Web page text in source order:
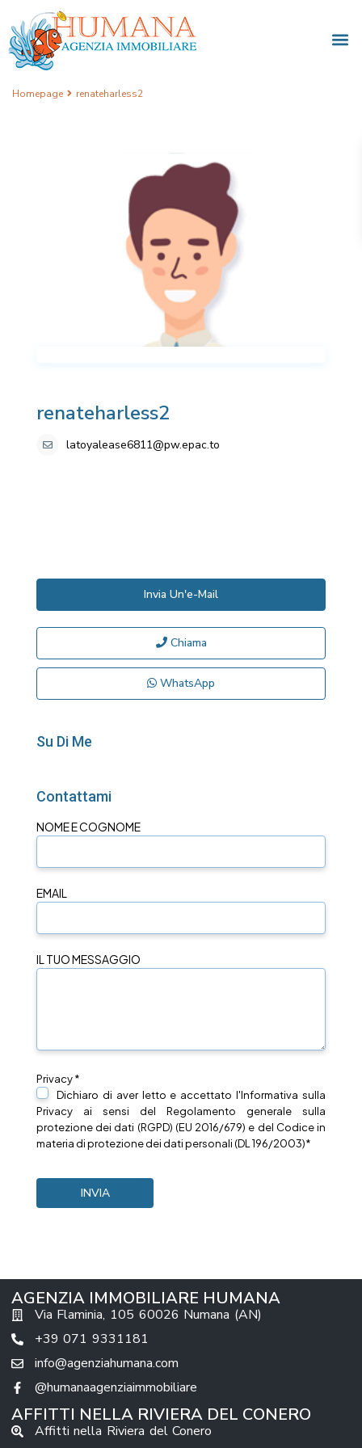
Homepage renateharless2
renateharless2
latoyalease6811@pw.epac.to
Invia Un'e-Mail
Chiama
WhatsApp
Su Di Me
Contattami
NOME E COGNOME
EMAIL
IL TUO MESSAGGIO
Privacy *
Dichiaro di aver letto e accettato l'Informativa sulla
Privacy ai sensi del Regolamento generale sulla
protezione dei dati (RGPD) (EU 2016/679) e del Codice in
materia di protezione dei dati personali (DL 196/2003)*
AGENZIA IMMOBILIARE HUMANA
Via Flaminia, 105 60026 Numana (AN)
+39 071 9331181
info@agenziahumana.com
@humanaagenziaimmobiliare
AFFITTI NELLA RIVIERA DEL CONERO
Affitti nella Riviera del Conero